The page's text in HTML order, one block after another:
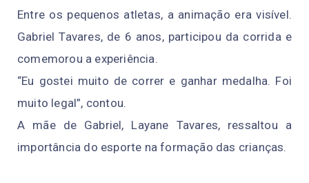
Entre os pequenos atletas, a animação era visível.
Gabriel Tavares, de 6 anos, participou da corrida e
comemorou a experiência.
“Eu gostei muito de correr e ganhar medalha. Foi
muito legal”, contou.
A mãe de Gabriel, Layane Tavares, ressaltou a
importância do esporte na formação das crianças.